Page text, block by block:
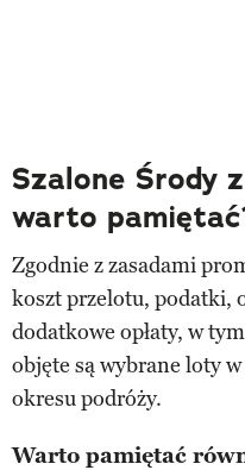
Szalone Środy
warto
Zgodnie z zasadami
koszt przelotu, podatki,
dodatkowe opłaty, w
objęte są wybrane loty
okresu podróży.
Warto pamiętać